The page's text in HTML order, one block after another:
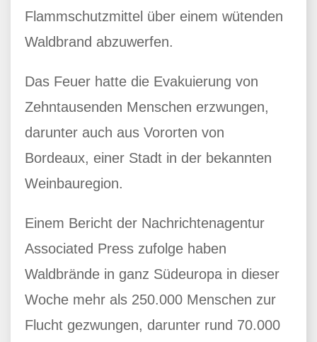
Flammschutzmittel über einem wütenden
Waldbrand abzuwerfen.
Das Feuer hatte die Evakuierung von
Zehntausenden Menschen erzwungen,
darunter auch aus Vororten von
Bordeaux, einer Stadt in der bekannten
Weinbauregion.
Einem Bericht der Nachrichtenagentur
Associated Press zufolge haben
Waldbrände in ganz Südeuropa in dieser
Woche mehr als 250.000 Menschen zur
Flucht gezwungen, darunter rund 70.000